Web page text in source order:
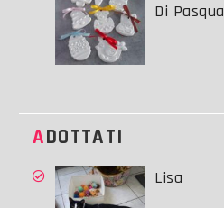
Di Pasqua
ADOTTATI
Lisa